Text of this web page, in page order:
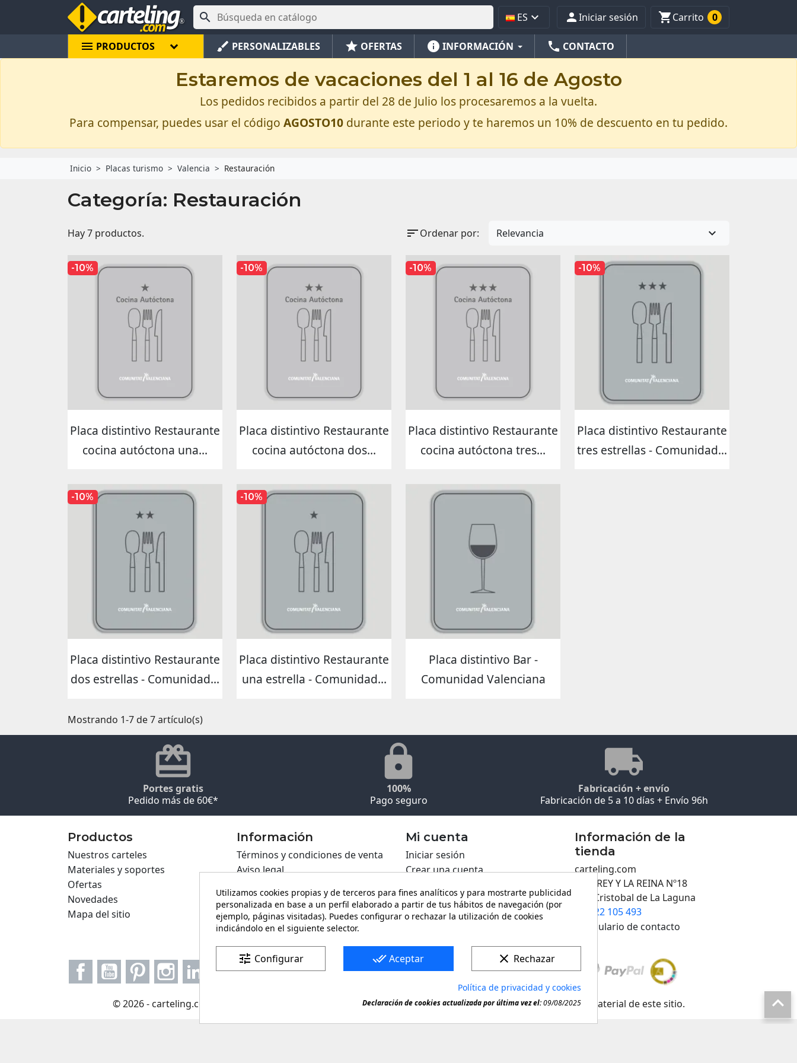
 ES  Iniciar sesión Carrito 0
menu PRODUCTOS brush PERSONALIZABLES star OFERTAS info INFORMACIÓN phone CONTACTO
Estaremos de vacaciones del 1 al 16 de Agosto
Los pedidos recibidos a partir del 28 de Julio los procesaremos a la vuelta.
Para compensar, puedes usar el código AGOSTO10 durante este periodo y te haremos un 10% de descuento en tu pedido.
Inicio Placas turismo Valencia Restauración
Categoría: Restauración
Hay 7 productos. sortOrdenar por: Relevancia 
Placa distintivo Restaurante
cocina autóctona una...
-10%
Placa distintivo Restaurante
cocina autóctona dos...
-10%
Placa distintivo Restaurante
cocina autóctona tres...
-10%
Placa distintivo Restaurante
tres estrellas - Comunidad...
-10%
Placa distintivo Restaurante
dos estrellas - Comunidad...
-10%
Placa distintivo Restaurante
una estrella - Comunidad...
-10%
Placa distintivo Bar -
Comunidad Valenciana
Mostrando 1-7 de 7 artículo(s)
Portes gratis
Pedido más de 60€*
100%
Pago seguro
Fabricación + envío
Fabricación de 5 a 10 días + Envío 96h
Productos
Nuestros carteles
Materiales y soportes
Ofertas
Novedades
Mapa del sitio
Información
Términos y condiciones de venta
Aviso legal
Política de privacidad
Carteling PRO
Formulario de contacto
Mi cuenta
Iniciar sesión
Crear una cuenta
Información de la
tienda
carteling.com
C/EL REY Y LA REINA Nº18
San Cristobal de La Laguna
922 105 493
Formulario de contacto
FacebookYouTubePinterestInstagramLinkedIn
© 2026 - carteling.com es una marca registrada. Queda prohibida toda copia o reproducción de cualquier material de este sitio. 
Utilizamos cookies propias y de terceros para fines analíticos y para mostrarte publicidad
personalizada en base a un perfil elaborado a partir de tus hábitos de navegación (por
ejemplo, páginas visitadas). Puedes configurar o rechazar la utilización de cookies
indicándolo en el siguiente selector.
tune Configurar done_all Aceptar clear Rechazar
Política de privacidad y cookies
Declaración de cookies actualizada por última vez el:09/08/2025